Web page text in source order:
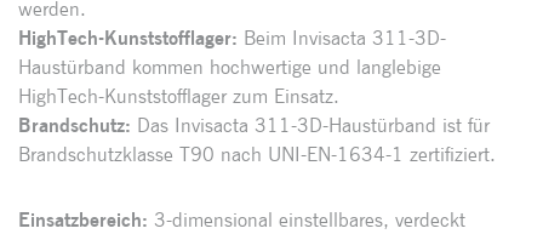
werden.
HighTech-Kunststofflager: Beim Invisacta 311-3D-
Haustürband kommen hochwertige und langlebige
HighTech-Kunststofflager zum Einsatz.
Brandschutz: Das Invisacta 311-3D-Haustürband ist für
Brandschutzklasse T90 nach UNI-EN-1634-1 zertifiziert.
Einsatzbereich: 3-dimensional einstellbares, verdeckt